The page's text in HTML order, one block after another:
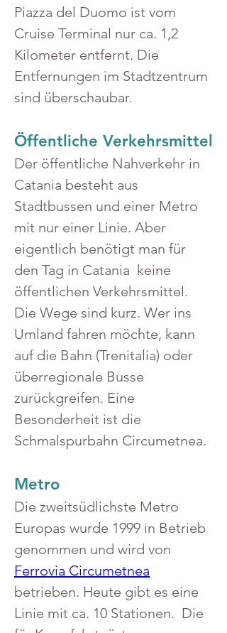
Piazza del Duomo ist vom
Cruise Terminal nur ca. 1,2
Kilometer entfernt. Die
Entfernungen im Stadtzentrum
sind überschaubar.
Öffentliche Verkehrsmittel
Der öffentliche Nahverkehr in
Catania besteht aus
Stadtbussen und einer Metro
mit nur einer Linie. Aber
eigentlich benötigt man für
den Tag in Catania  keine
öffentlichen Verkehrsmittel.
Die Wege sind kurz. Wer ins
Umland fahren möchte, kann
auf die Bahn (Trenitalia) oder
überregionale Busse
zurückgreifen. Eine
Besonderheit ist die
Schmalspurbahn Circumetnea.
Metro
Die zweitsüdlichste Metro
Europas wurde 1999 in Betrieb
genommen und wird von
Ferrovia Circumetnea
betrieben. Heute gibt es eine
Linie mit ca. 10 Stationen.  Die